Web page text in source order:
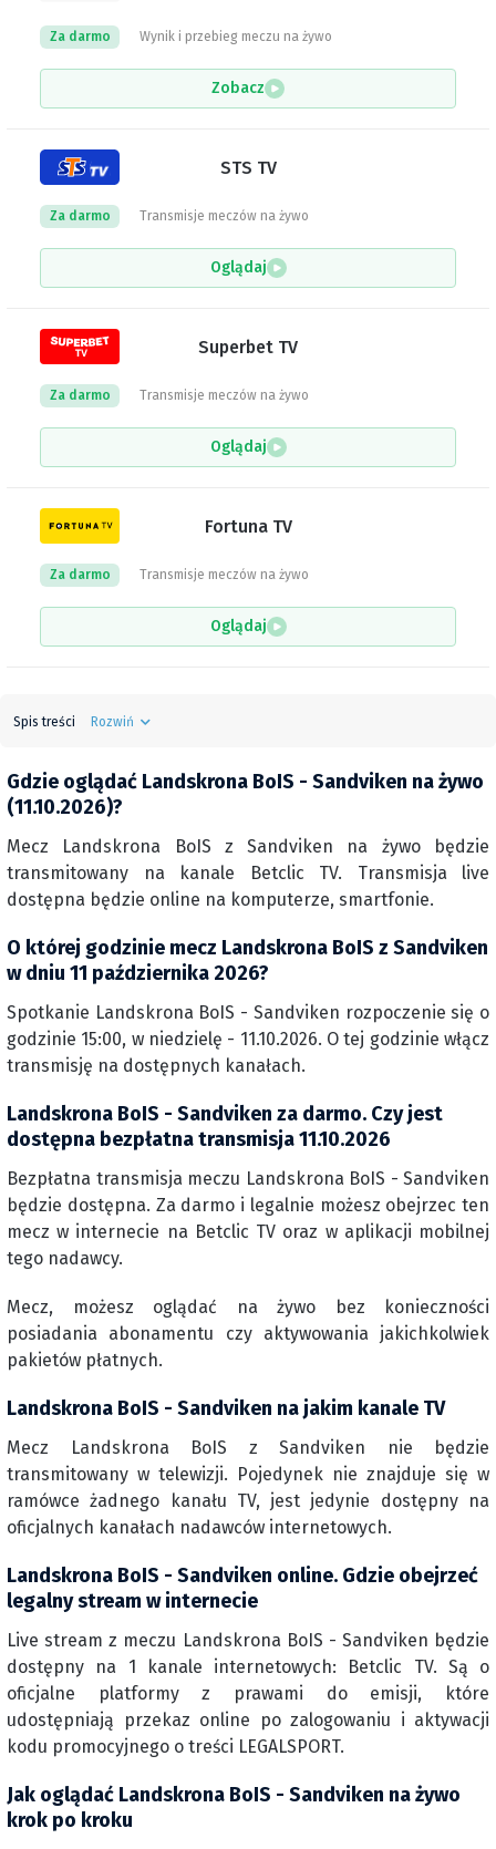
Wynik i przebieg meczu na żywo
Za darmo
Zobacz
STS TV
Transmisje meczów na żywo
Za darmo
Oglądaj
Superbet TV
Transmisje meczów na żywo
Za darmo
Oglądaj
Fortuna TV
Transmisje meczów na żywo
Za darmo
Oglądaj
Spis treści Rozwiń
Gdzie oglądać Landskrona BoIS - Sandviken na żywo
(11.10.2026)?
Mecz Landskrona BoIS z Sandviken na żywo będzie
transmitowany na kanale Betclic TV. Transmisja live
dostępna będzie online na komputerze, smartfonie.
O której godzinie mecz Landskrona BoIS z Sandviken
w dniu 11 października 2026?
Spotkanie Landskrona BoIS - Sandviken rozpoczenie się o
godzinie 15:00, w niedzielę - 11.10.2026. O tej godzinie włącz
transmisję na dostępnych kanałach.
Landskrona BoIS - Sandviken za darmo. Czy jest
dostępna bezpłatna transmisja 11.10.2026
Bezpłatna transmisja meczu Landskrona BoIS - Sandviken
będzie dostępna. Za darmo i legalnie możesz obejrzec ten
mecz w internecie na Betclic TV oraz w aplikacji mobilnej
tego nadawcy.
Mecz, możesz oglądać na żywo bez konieczności
posiadania abonamentu czy aktywowania jakichkolwiek
pakietów płatnych.
Landskrona BoIS - Sandviken na jakim kanale TV
Mecz Landskrona BoIS z Sandviken nie będzie
transmitowany w telewizji. Pojedynek nie znajduje się w
ramówce żadnego kanału TV, jest jedynie dostępny na
oficjalnych kanałach nadawców internetowych.
Landskrona BoIS - Sandviken online. Gdzie obejrzeć
legalny stream w internecie
Live stream z meczu Landskrona BoIS - Sandviken będzie
dostępny na 1 kanale internetowych: Betclic TV. Są o
oficjalne platformy z prawami do emisji, które
udostępniają przekaz online po zalogowaniu i aktywacji
kodu promocyjnego o treści LEGALSPORT.
Jak oglądać Landskrona BoIS - Sandviken na żywo
krok po kroku